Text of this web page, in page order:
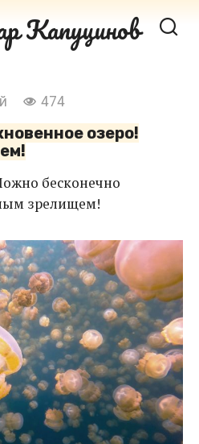
Капуцинов
474
озеро!
бесконечно
зрелищем!